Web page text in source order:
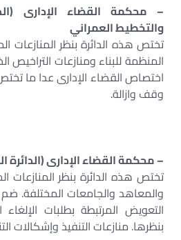
– محكمة القضاء الإدارى
والتخطيط العمراني
تختص هذه الدائرة بنظر المنازعات
المنظمة للبناء ومنازعات
اختصاص القضاء الإدارى عدا ما
وقف وازالة.
– محكمة القضاء الإدارى
تختص هذه الدائرة بنظر المنازعات
والمعاهد والجامعات المختلفة. ضم
التعويض المرتبطة بطلبات
بنظرها. منازعات التنفيذ وإشكالات